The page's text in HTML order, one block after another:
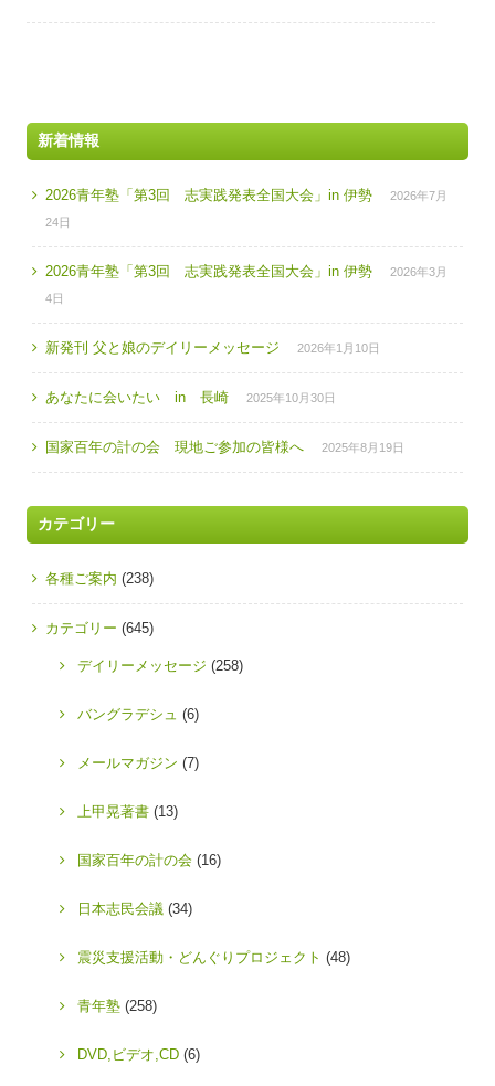
新着情報
2026青年塾「第3回 志実践発表全国大会」in 伊勢
2026年7月
24日
2026青年塾「第3回 志実践発表全国大会」in 伊勢
2026年3月
4日
新発刊 父と娘のデイリーメッセージ 2026年1月10日
あなたに会いたい in 長崎 2025年10月30日
国家百年の計の会 現地ご参加の皆様へ 2025年8月19日
カテゴリー
各種ご案内 (238)
カテゴリー (645)
デイリーメッセージ (258)
バングラデシュ (6)
メールマガジン (7)
上甲晃著書 (13)
国家百年の計の会 (16)
日本志民会議 (34)
震災支援活動・どんぐりプロジェクト (48)
青年塾 (258)
DVD,ビデオ,CD (6)